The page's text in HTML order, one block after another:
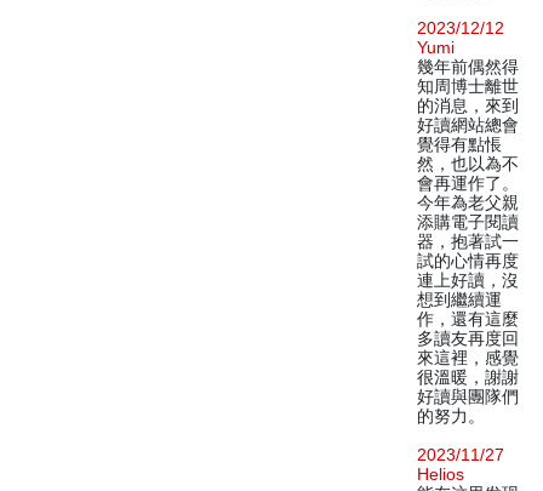
2023/12/12
Yumi
幾年前偶然得
知周博士離世
的消息，來到
好讀網站總會
覺得有點悵
然，也以為不
會再運作了。
今年為老父親
添購電子閱讀
器，抱著試一
試的心情再度
連上好讀，沒
想到繼續運
作，還有這麼
多讀友再度回
來這裡，感覺
很溫暖，謝謝
好讀與團隊們
的努力。
2023/11/27
Helios